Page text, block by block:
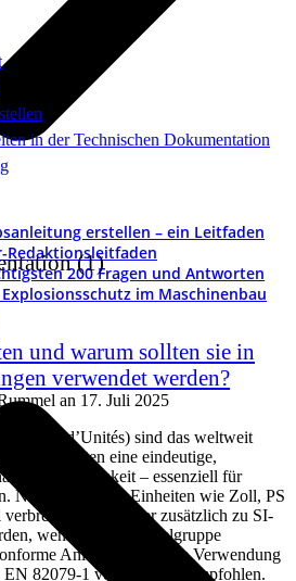
erstellen – ein Leitfaden
Redaktionsleitfaden
200 Fragen und Antworten
Explosionsschutz im Maschinenbau
in der Technischen Dokumentation
(1)
und warum sollten sie in
verwendet werden?
an 17. Juli 2025
d’Unités) sind das weltweit
gewährleisten eine eindeutige,
Verständlichkeit – essenziell für
Nicht-kohärente Einheiten wie Zoll, PS
sollten aber zusätzlich zu SI-
wenn es für die Zielgruppe
Anleitungen ist die Verwendung
82079-1 verpflichtend empfohlen.